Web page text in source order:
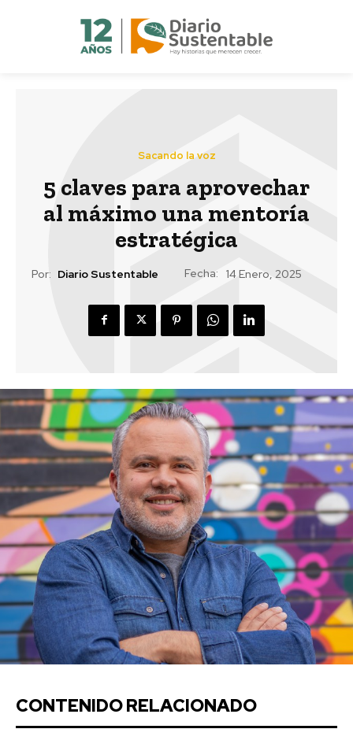
Sacando la voz
5 claves para aprovechar
al máximo una mentoría
estratégica
Por: Diario Sustentable Fecha: 14 Enero, 2025
CONTENIDO RELACIONADO